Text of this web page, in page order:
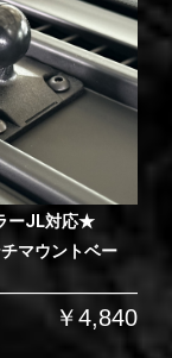
ーJL対応★
チマウントベー
￥4,840